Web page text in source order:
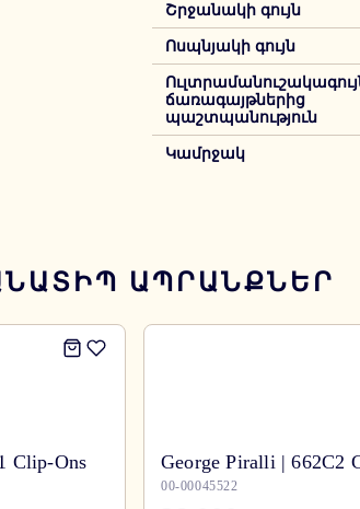
Շրջանակի գույն
Ոսպնյակի գույն
ճառագայթներից
պաշտպանություն
Կամրջակ
ԱՊՐԱՆՔՆԵՐ
Clip-Ons George Piralli | 662C2
00-00045522